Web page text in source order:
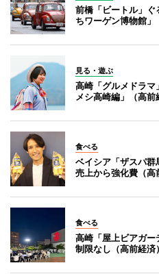
前橋「ビートル」ぐ
ちワーゲン博物館」
見る・遊ぶ
高崎「グルメドラマ
メシ高崎編」（高前
食べる
ベイシア「ザスパ
売上から強化費（高
食べる
高崎「屋上ビアガー
制限なし（高前経済）